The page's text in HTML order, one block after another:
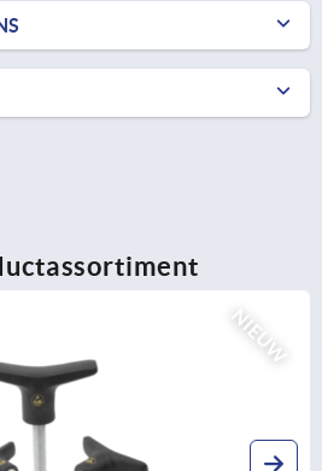
NIEUW